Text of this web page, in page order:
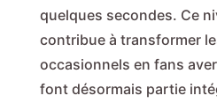
quelques secondes. Ce
contribue à transformer
occasionnels en fans
font désormais partie